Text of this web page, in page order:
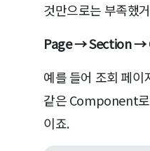
것만으로는 부족했
Page → Section
예를 들어 조회 페
같은 Component
이죠.